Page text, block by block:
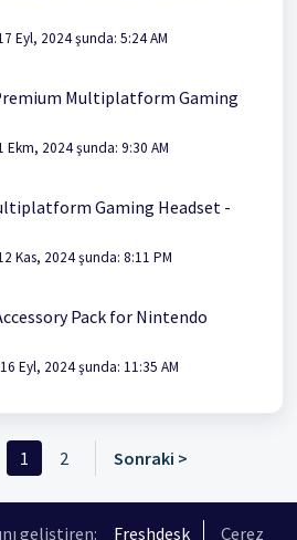
Eyl, 2024 şunda: 5:24 AM
Multiplatform Gaming
2024 şunda: 9:30 AM
Gaming Headset -
Kas, 2024 şunda: 8:11 PM
Pack for Nintendo
Eyl, 2024 şunda: 11:35 AM
1 2 Sonraki >
geliştiren: Freshdesk Çerez